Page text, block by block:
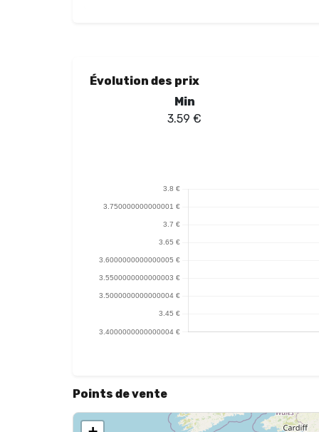
Évolution des prix
Min
3.59 €
Points de vente